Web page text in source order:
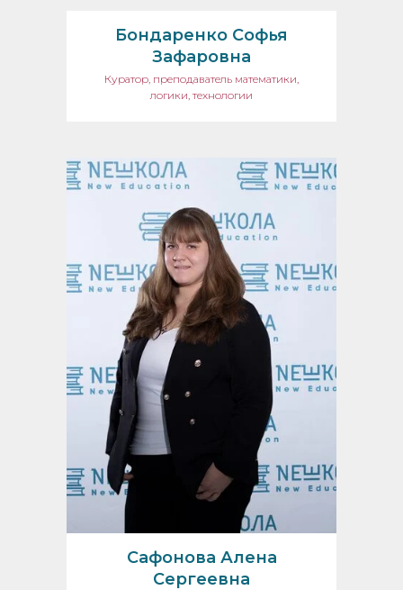
Бондаренко Софья
Зафаровна
Куратор, преподаватель математики,
логики, технологии
Сафонова Алена
Сергеевна